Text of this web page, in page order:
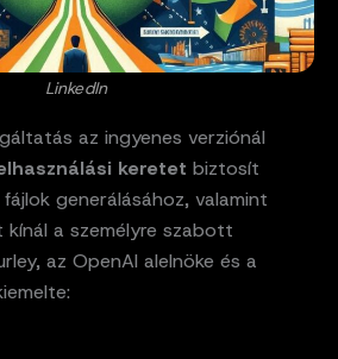
LinkedIn
az ingyenes verziónál
keretet biztosít
generálásához, valamint
a személyre szabott
az OpenAI alelnöke és a